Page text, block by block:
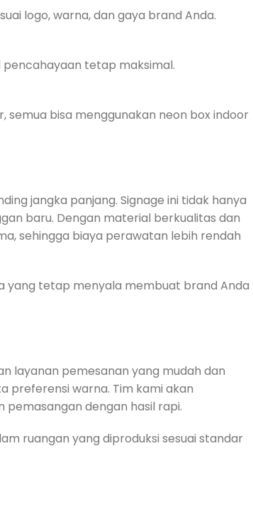
logo, warna, dan gaya brand Anda.
pencahayaan tetap maksimal.
semua bisa menggunakan neon box indoor
jangka panjang. Signage ini tidak hanya
baru. Dengan material berkualitas dan
sehingga biaya perawatan lebih rendah
yang tetap menyala membuat brand Anda
layanan pemesanan yang mudah dan
preferensi warna. Tim kami akan
dengan hasil rapi.
ruangan yang diproduksi sesuai standar